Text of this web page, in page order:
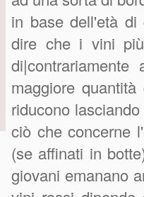
in base dell'età di
dire che i vini
maggiore
riducono
ciò che concerne
(se affinati in
giovani emanano